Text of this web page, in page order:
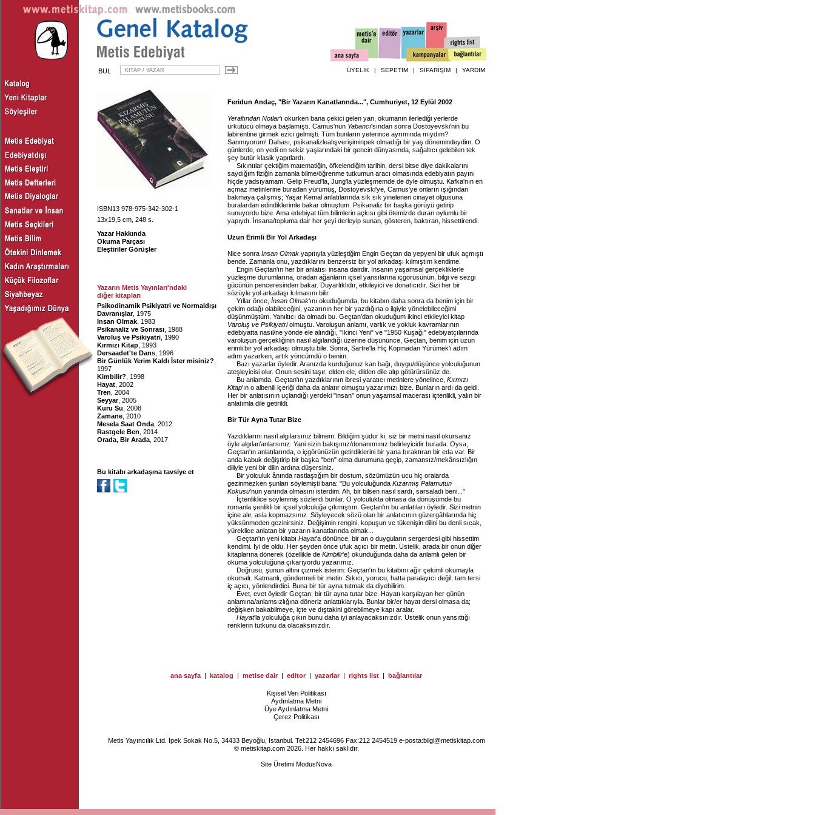
BUL ÜYELİK | SEPETİM | SİPARİŞİM | YARDIM
ISBN13 978-975-342-302-1
13x19,5 cm, 248 s.
Yazar Hakkında
Okuma Parçası
Eleştiriler Görüşler
Yazarın Metis Yayınları'ndaki
diğer kitapları
Psikodinamik Psikiyatri ve Normaldışı
Davranışlar, 1975
İnsan Olmak , 1983
Psikanaliz ve Sonrası , 1988
Varoluş ve Psikiyatri , 1990
Kırmızı Kitap , 1993
Dersaadet'te Dans , 1996
Bir Günlük Yerim Kaldı İster misiniz?
1997
Kimbilir? , 1998
Hayat , 2002
Tren , 2004
Seyyar, 2005
Kuru Su , 2008
Zamane , 2010
Mesela Saat Onda , 2012
Rastgele Ben , 2014
Orada, Bir Arada , 2017
Bu kitabı arkadaşına tavsiye et
Feridun Andaç, "Bir Yazarın Kanatlarında...", Cumhuriyet, 12 Eylül 2002
Yeraltından Notlar'ı okurken bana çekici gelen yan, okumanın ilerlediği yerlerde
ürkütücü olmaya başlamıştı. Camus'nün Yabancı'sından sonra Dostoyevski'nin bu
labirentine girmek ezici gelmişti. Tüm bunların yeterince ayrımında mıydım?
Sanmıyorum! Dahası, psikanalizlealışverişiminpek olmadığı bir yaş dönemindeydim. O
günlerde, on yedi on sekiz yaşlarındaki bir gencin dünyasında, sağaltıcı gelebilen tek
şey butür klasik yapıtlardı.
Sıkıntılar çektiğim matematiğin, öfkelendiğim tarihin, dersi bitse diye dakikalarını
saydığım fiziğin zamanla bilme/öğrenme tutkumun aracı olmasında edebiyatın payını
hiçde yadsıyamam. Gelip Freud'la, Jung'la yüzleşmemde de öyle olmuştu. Kafka'nın en
açmaz metinlerine buradan yürümüş, Dostoyevski'ye, Camus'ye onların ışığından
bakmaya çalışmış; Yaşar Kemal anlatılarında sık sık yinelenen cinayet olgusuna
buralardan edindiklerimle bakar olmuştum. Psikanaliz bir başka görüyü getirip
sunuyordu bize. Ama edebiyat tüm bilimlerin açkısı gibi ötemizde duran oylumlu bir
yapıydı. İnsana/topluma dair her şeyi derleyip sunan, gösteren, baktıran, hissettirendi.
Uzun Erimli Bir Yol Arkadaşı
Nice sonra İnsan Olmak yapıtıyla yüzleştiğim Engin Geçtan da yepyeni bir ufuk açmıştı
bende. Zamanla onu, yazdıklarını benzersiz bir yol arkadaşı kılmıştım kendime.
Engin Geçtan'ın her bir anlatısı insana dairdir. İnsanın yaşamsal gerçekliklerle
yüzleşme durumlarına, oradan ağanların içsel yansılarına içgörüsünün, bilgi ve sezgi
gücünün penceresinden bakar. Duyarlıklıdır, etkileyici ve donatıcıdır. Sizi her bir
sözüyle yol arkadaşı kılmasını bilir.
Yıllar önce, İnsan Olmak'ını okuduğumda, bu kitabın daha sonra da benim için bir
çekim odağı olabileceğini, yazarının her bir yazdığına o ilgiyle yönelebileceğimi
düşünmüştüm. Yanıltıcı da olmadı bu. Geçtan'dan okuduğum ikinci etkileyici kitap
Varoluş ve Psikiyatriolmuştu. Varoluşun anlamı, varlık ve yokluk kavramlarının
edebiyatta nasıl/ne yönde ele alındığı, "İkinci Yeni" ve "1950 Kuşağı" edebiyatçılarında
varoluşun gerçekliğinin nasıl algılandığı üzerine düşününce, Geçtan, benim için uzun
erimli bir yol arkadaşı olmuştu bile. Sonra, Sartre'la Hiç Kopmadan Yürümek'i adım
adım yazarken, artık yöncümdü o benim.
Bazı yazarlar öyledir. Aranızda kurduğunuz kan bağı, duygu/düşünce yolculuğunun
ateşleyicisi olur. Onun sesini taşır, elden ele, dilden dile alıp götürürsünüz de.
Bu anlamda, Geçtan'ın yazdıklarının ibresi yaratıcı metinlere yönelince, Kırmızı
Kitap'ın o albenili içeriği daha da anlatır olmuştu yazarımızı bize. Bunların ardı da geldi.
Her bir anlatısının uçlandığı yerdeki "insan" onun yaşamsal macerası içtenlikli, yalın bir
anlatımla dile getirildi.
Bir Tür Ayna Tutar Bize
Yazdıklarını nasıl algılarsınız bilmem. Bildiğim şudur ki; siz bir metni nasıl okursanız
öyle algılar/anlarsınız. Yani sizin bakışınız/donanımınız belirleyicidir burada. Oysa,
Geçtan'ın anlatılarında, o içgörünüzün getirdiklerini bir yana bıraktıran bir eda var. Bir
anda kabuk değiştirip bir başka "ben" olma durumuna geçip, zamansız/mekânsızlığın
diliyle yeni bir dilin ardına düşersiniz.
Bir yolculuk ânında rastlaştığım bir dostum, sözümüzün ucu hiç oralarda
gezinmezken şunları söylemişti bana: "Bu yolculuğunda Kızarmış Palamutun
Kokusu'nun yanında olmasını isterdim. Ah, bir bilsen nasıl sardı, sarsaladı beni..."
İçtenliklice söylenmiş sözlerdi bunlar. O yolculukta olmasa da dönüşümde bu
romanla şenlikli bir içsel yolculuğa çıkmıştım. Geçtan'ın bu anlatıları öyledir. Sizi metnin
içine alır, asla kopmazsınız. Söyleyecek sözü olan bir anlatıcının güzergâhlarında hiç
yüksünmeden gezinirsiniz. Değişimin rengini, kopuşun ve tükenişin dilini bu denli sıcak,
yüreklice anlatan bir yazarın kanatlarında olmak...
Geçtan'ın yeni kitabı Hayat'a dönünce, bir an o duyguların sergerdesi gibi hissettim
kendimi. İyi de oldu. Her şeyden önce ufuk açıcı bir metin. Üstelik, arada bir onun diğer
kitaplarına dönerek (özellikle de Kimbilir'e) okunduğunda daha da anlamlı gelen bir
okuma yolculuğuna çıkarıyordu yazarımız.
Doğrusu, şunun altını çizmek isterim: Geçtan'ın bu kitabını ağır çekimli okumayla
okumalı. Katmanlı, göndermeli bir metin. Sıkıcı, yorucu, hatta paralayıcı değil; tam tersi
iç açıcı, yönlendirdici. Buna bir tür ayna tutmak da diyebilirim.
Evet, evet öyledir Geçtan; bir tür ayna tutar bize. Hayatı karşılayan her günün
anlamına/anlamsızlığına döneriz anlattıklarıyla. Bunlar bir/er hayat dersi olmasa da;
değişken bakabilmeye, içte ve dıştakini görebilmeye kapı aralar.
Hayat'la yolculuğa çıkın bunu daha iyi anlayacaksınızdır. Üstelik onun yansıttığı
renklerin tutkunu da olacaksınızdır.
ana sayfa | katalog | metise dair | editor | yazarlar | rights list | bağlantılar
Kişisel Veri Politikası
Aydınlatma Metni
Üye Aydınlatma Metni
Çerez Politikası
Metis Yayıncılık Ltd. İpek Sokak No.5, 34433 Beyoğlu, İstanbul. Tel:212 2454696 Fax:212 2454519 e-posta:bilgi@metiskitap.com
© metiskitap.com 2026. Her hakkı saklıdır.
Site Üretimi ModusNova